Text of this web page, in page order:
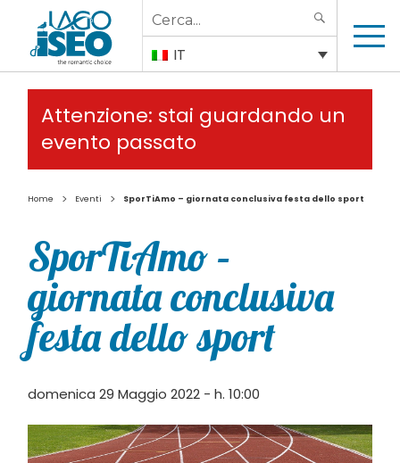
Search
for:
IT
Attenzione: stai guardando un
evento passato
Home > Eventi > SporTiAmo – giornata conclusiva festa dello sport
SporTiAmo –
giornata conclusiva
festa dello sport
domenica 29 Maggio 2022 - h. 10:00